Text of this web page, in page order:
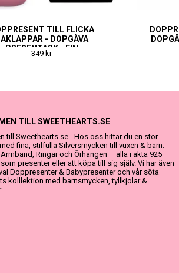
TILL FLICKA
- DOPGÅVA
PRESENTASK - FIN
349 kr
TILL SWEETHEARTS.SE
till Sweethearts.se - Hos oss hittar du en stor
fina, stilfulla Silversmycken till vuxen & barn.
Ringar och Örhängen – alla i äkta 925
som presenter eller att köpa till sig själv. Vi har även
Doppresenter & Babypresenter och vår söta
kolllektion med barnsmycken, tyllkjolar &